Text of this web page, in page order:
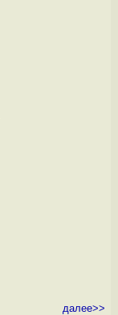
далее>>